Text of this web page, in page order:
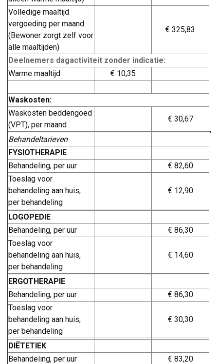
Volledige maaltijd
vergoeding per maand
(Bewoner zorgt zelf voor
alle maaltijden)
€ 325,83
Deelnemers dagactiviteit zonder indicatie:
Warme maaltijd
€ 10,35
Waskosten:
Waskosten beddengoed
(VPT), per maand
€ 30,67
Behandeltarieven
FYSIOTHERAPIE
Behandeling, per uur
€ 82,60
Toeslag voor
behandeling aan huis,
per behandeling
€ 12,90
LOGOPEDIE
Behandeling, per uur
€ 86,30
Toeslag voor
behandeling aan huis,
per behandeling
€ 14,60
ERGOTHERAPIE
Behandeling, per uur
€ 86,30
Toeslag voor
behandeling aan huis,
per behandeling
€ 30,30
DIËTETIEK
Behandeling, per uur
€ 83,20